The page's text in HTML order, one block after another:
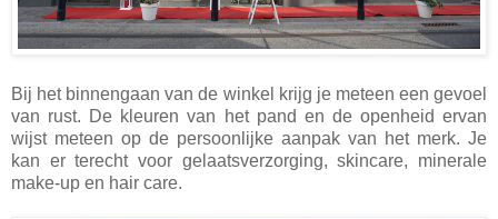
Bij het binnengaan van de winkel krijg je meteen een gevoel
van rust. De kleuren van het pand en de openheid ervan
wijst meteen op de persoonlijke aanpak van het merk. Je
kan er terecht voor gelaatsverzorging, skincare, minerale
make-up en hair care.